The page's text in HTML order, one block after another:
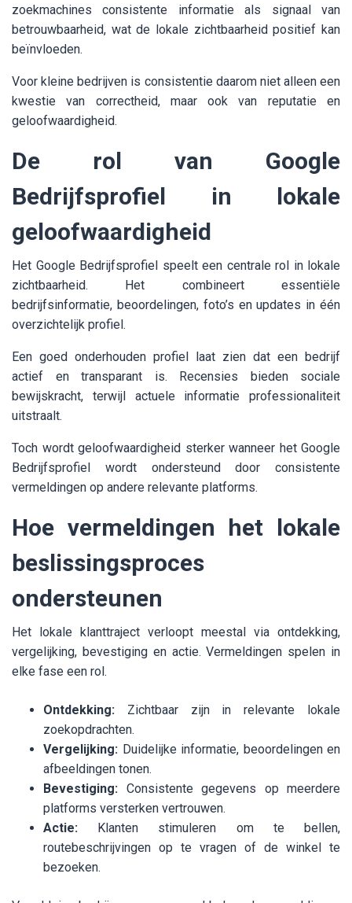
zoekmachines consistente informatie als signaal van
betrouwbaarheid, wat de lokale zichtbaarheid positief kan
beïnvloeden.
Voor kleine bedrijven is consistentie daarom niet alleen een
kwestie van correctheid, maar ook van reputatie en
geloofwaardigheid.
De rol van Google
Bedrijfsprofiel in lokale
geloofwaardigheid
Het Google Bedrijfsprofiel speelt een centrale rol in lokale
zichtbaarheid. Het combineert essentiële
bedrijfsinformatie, beoordelingen, foto’s en updates in één
overzichtelijk profiel.
Een goed onderhouden profiel laat zien dat een bedrijf
actief en transparant is. Recensies bieden sociale
bewijskracht, terwijl actuele informatie professionaliteit
uitstraalt.
Toch wordt geloofwaardigheid sterker wanneer het Google
Bedrijfsprofiel wordt ondersteund door consistente
vermeldingen op andere relevante platforms.
Hoe vermeldingen het lokale
beslissingsproces
ondersteunen
Het lokale klanttraject verloopt meestal via ontdekking,
vergelijking, bevestiging en actie. Vermeldingen spelen in
elke fase een rol.
Ontdekking: Zichtbaar zijn in relevante lokale
zoekopdrachten.
Vergelijking: Duidelijke informatie, beoordelingen en
afbeeldingen tonen.
Bevestiging: Consistente gegevens op meerdere
platforms versterken vertrouwen.
Actie: Klanten stimuleren om te bellen,
routebeschrijvingen op te vragen of de winkel te
bezoeken.